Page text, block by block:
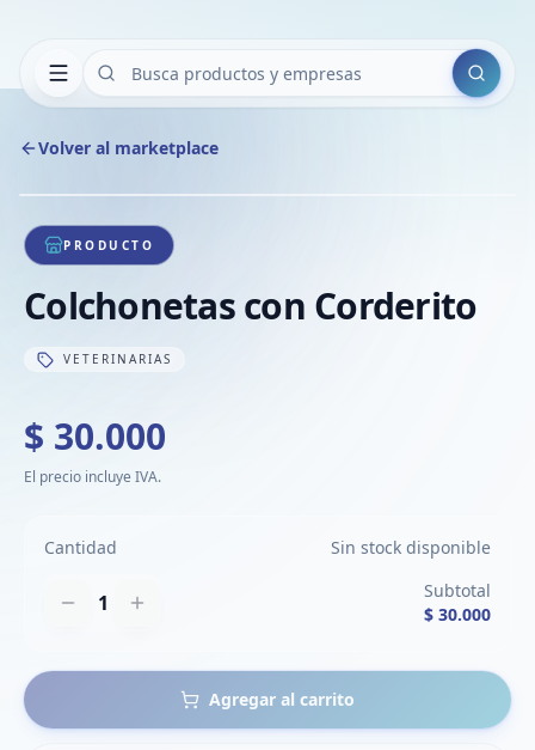
Buscar
Volver al marketplace
1/1
PRODUCTO
Colchonetas con Corderito
VETERINARIAS
$ 30.000
El precio incluye IVA.
Cantidad Sin stock disponible
1
Subtotal
$ 30.000
Agregar al carrito